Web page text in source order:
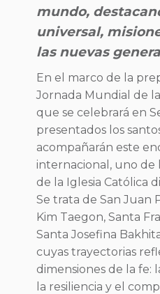
mundo,
universal,
las nuevas
En el marco de la
Jornada Mundial de
que se celebrará en
presentados los
acompañarán este
internacional, uno de
de la Iglesia Católica
Se trata de San Juan
Kim Taegon, Santa
Santa Josefina
cuyas trayectorias
dimensiones de la fe:
la resiliencia y el